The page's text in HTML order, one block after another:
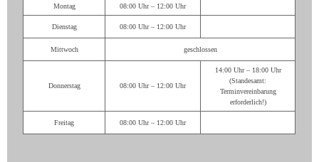
Montag 08:00 Uhr – 12:00 Uhr
Dienstag 08:00 Uhr – 12:00 Uhr
Mittwoch geschlossen
Donnerstag 08:00 Uhr – 12:00 Uhr
14:00 Uhr – 18:00 Uhr
(Standesamt:
Terminvereinbarung
erforderlich!)
Freitag 08:00 Uhr – 12:00 Uhr